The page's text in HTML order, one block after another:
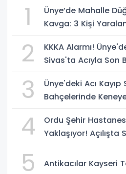
1
Ünye’de Mahalle
Kavga: 3 Kişi
2
KKKA Alarmı!
Sivas'ta Acıyla Son
3
Ünye'deki Acı Kayıp
Bahçelerinde
4
Ordu Şehir
Yaklaşıyor! Açılışta
5 Antikacılar Kayseri